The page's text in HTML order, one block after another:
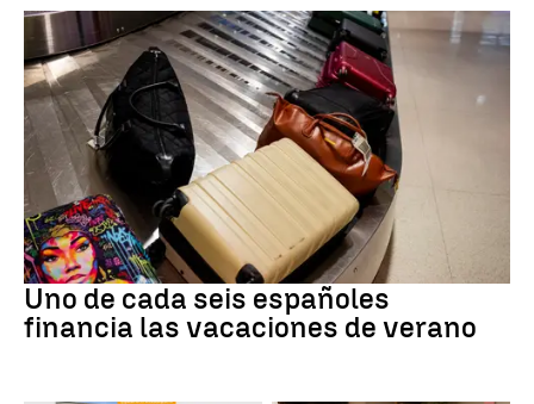
Subida precios
Uno de cada seis españoles
financia las vacaciones de verano